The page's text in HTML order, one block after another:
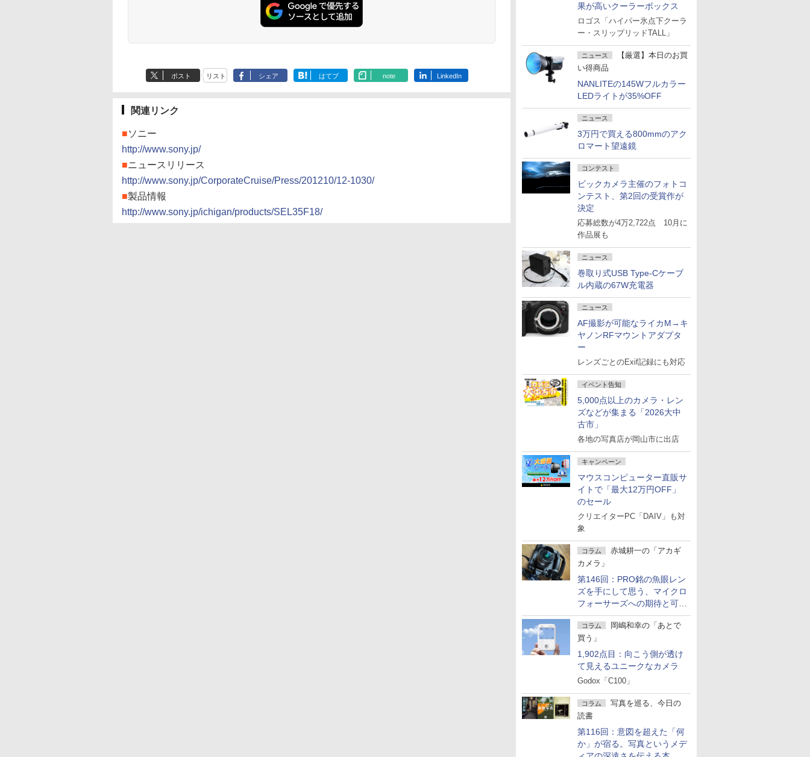
果が高いクーラーボックス
ロゴス「ハイパー氷点下クーラ
ー・スリップリッドTALL」
ニュース
【厳選】本日のお買
い得商品
NANLITEの145Wフルカラー
LEDライトが35%OFF
ニュース
3万円で買える800mmのアク
ロマート望遠鏡
コンテスト
ビックカメラ主催のフォトコ
ンテスト、第2回の受賞作が
決定
応募総数が4万2,722点 10月に
作品展も
ニュース
巻取り式USB Type-Cケーブ
ル内蔵の67W充電器
ニュース
AF撮影が可能なライカM→キ
ヤノンRFマウントアダプタ
ー
レンズごとのExif記録にも対応
イベント告知
5,000点以上のカメラ・レン
ズなどが集まる「2026大中
古市」
各地の写真店が岡山市に出店
キャンペーン
マウスコンピューター直販サ
イトで「最大12万円OFF」
のセール
クリエイターPC「DAIV」も対
象
コラム
赤城耕一の「アカギ
カメラ」
第146回：PRO銘の魚眼レン
ズを手にして思う、マイクロ
フォーサーズへの期待と可能
性
コラム
岡嶋和幸の「あとで
買う」
1,902点目：向こう側が透け
て見えるユニークなカメラ
Godox「C100」
コラム
写真を巡る、今日の
読書
第116回：意図を超えた「何
か」が宿る。写真というメデ
ポスト リスト シェア はてブ note LinkedIn
関連リンク
■ソニー
http://www.sony.jp/
■ニュースリリース
http://www.sony.jp/CorporateCruise/Press/201210/12-1030/
■製品情報
http://www.sony.jp/ichigan/products/SEL35F18/